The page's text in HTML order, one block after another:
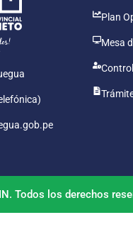
Plan
Mesa
Todos los derechos